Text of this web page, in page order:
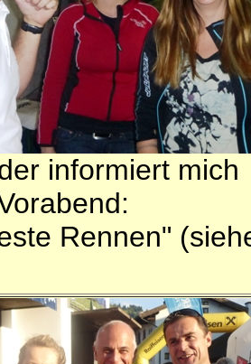
informiert mich
Rennen"